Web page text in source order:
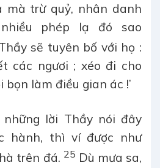
mà trừ quỷ, nhân danh
phép lạ đó sao
sẽ tuyên bố với họ :
các ngươi ; xéo đi cho
làm điều gian ác !’
những lời Thầy nói đây
hành, thì ví được như
trên đá. 25 Dù mưa sa,